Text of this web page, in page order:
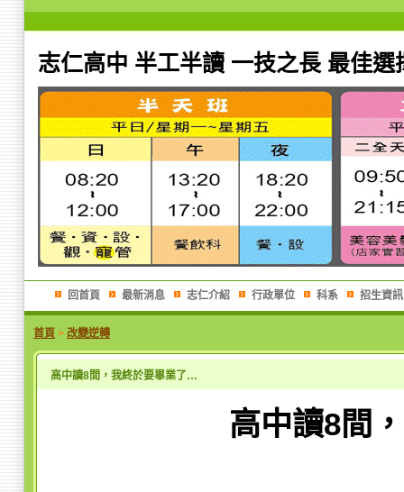
志仁高中 半工半讀 一技之長 最佳選
回首頁 最新消息 志仁介紹 行政單位 科系 招生資訊
首頁 > 改變逆轉
高中讀8間，我終於要畢業了…
高中讀8間